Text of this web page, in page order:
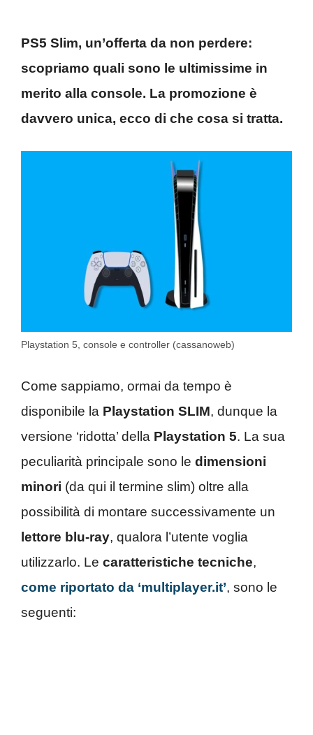
PS5 Slim, un’offerta da non perdere:
scopriamo quali sono le ultimissime in
merito alla console. La promozione è
davvero unica, ecco di che cosa si tratta.
Playstation 5, console e controller (cassanoweb)
Come sappiamo, ormai da tempo è
disponibile la Playstation SLIM, dunque la
versione ‘ridotta’ della Playstation 5. La sua
peculiarità principale sono le dimensioni
minori (da qui il termine slim) oltre alla
possibilità di montare successivamente un
lettore blu-ray, qualora l’utente voglia
utilizzarlo. Le caratteristiche tecniche,
come riportato da ‘multiplayer.it’, sono le
seguenti: